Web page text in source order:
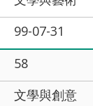
99-07-31
58
文學與創意